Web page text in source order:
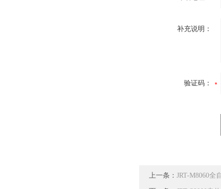
补充说明：
验证码：
上一条： JRT-M8060全